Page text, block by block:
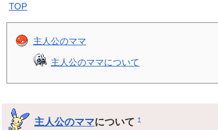
TOP
主人公のママ
主人公のママについて
主人公のママについて†